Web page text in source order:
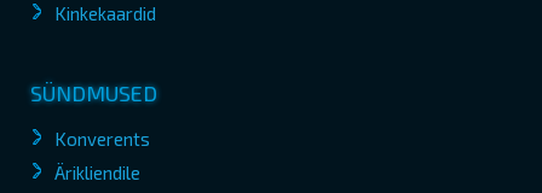
Kinkekaardid
SÜNDMUSED
Konverents
Ärikliendile